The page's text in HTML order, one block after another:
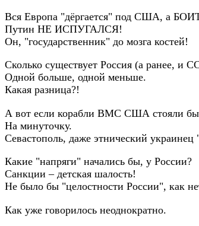
Вся Европа "дёргается" под США, а
Путин НЕ ИСПУГАЛСЯ!
Он, "государственник" до мозга костей!
Сколько существует Россия (а ранее, и
Одной больше, одной меньше.
Какая разница?!
А вот если корабли ВМС США стояли бы,
На минуточку.
Севастополь, даже этнический
Какие "напряги" начались бы, у России?
Санкции – детская шалость!
Не было бы "целостности России", как
Как уже говорилось неоднократно.